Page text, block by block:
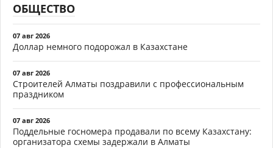
ОБЩЕСТВО
07 авг 2026
Доллар немного подорожал в Казахстане
07 авг 2026
Строителей Алматы поздравили с профессиональным
праздником
07 авг 2026
Поддельные госномера продавали по всему Казахстану:
организатора схемы задержали в Алматы